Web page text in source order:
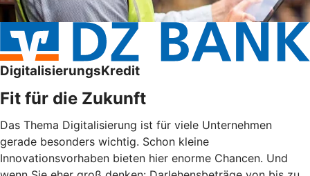
DigitalisierungsKredit
Fit für die Zukunft
Das Thema Digitalisierung ist für viele Unternehmen
gerade besonders wichtig. Schon kleine
Innovationsvorhaben bieten hier enorme Chancen. Und